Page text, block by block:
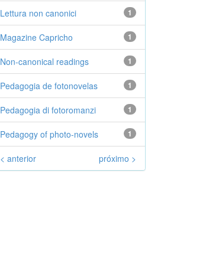
1
Lettura non canonici
1
Magazine Capricho
1
Non-canonical readings
1
Pedagogia de fotonovelas
1
Pedagogia di fotoromanzi
1
Pedagogy of photo-novels
< anterior próximo >